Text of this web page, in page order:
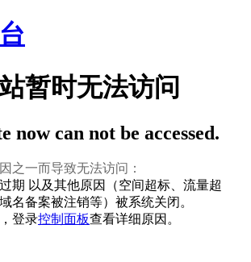
暂时无法访问
now can not be accessed.
之一而导致无法访问：
期 以及其他原因（空间超标、流量超
名备案被注销等）被系统关闭。
登录控制面板查看详细原因。